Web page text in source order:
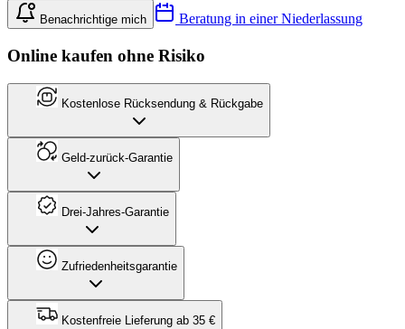
Benachrichtige mich Beratung in einer Niederlassung
Online kaufen ohne Risiko
Kostenlose Rücksendung & Rückgabe
Geld-zurück-Garantie
Drei-Jahres-Garantie
Zufriedenheitsgarantie
Kostenfreie Lieferung ab 35 €